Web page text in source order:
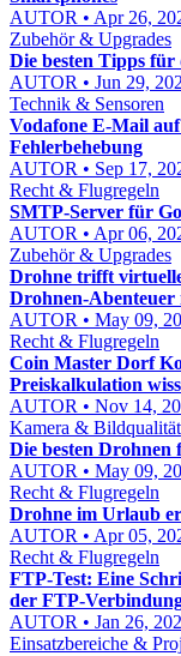
AUTOR • Apr 26,
Zubehör & Upgrades
Die besten Tipps für
AUTOR • Jun 29,
Technik & Sensoren
Vodafone E‑Mail
Fehlerbehebung
AUTOR • Sep 17,
Recht & Flugregeln
SMTP-Server für
AUTOR • Apr 06,
Zubehör & Upgrades
Drohne trifft
Drohnen-
AUTOR • May 09,
Recht & Flugregeln
Coin Master Dorf
Preiskalkulation
AUTOR • Nov 14,
Kamera & Bildqualität
Die besten
AUTOR • May 09,
Recht & Flugregeln
Drohne im Urlaub
AUTOR • Apr 05,
Recht & Flugregeln
FTP-Test: Eine
der FTP-
AUTOR • Jan 26,
Einsatzbereiche &